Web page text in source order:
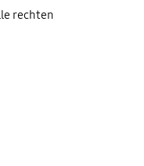
rechten